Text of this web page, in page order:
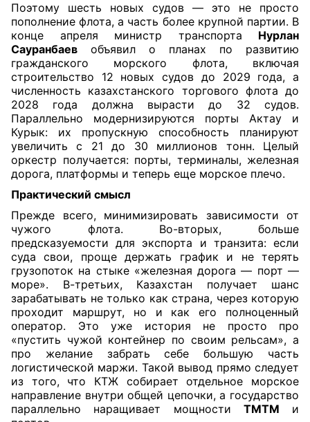
Поэтому шесть новых судов — это не просто
пополнение флота, а часть более крупной партии. В
конце апреля министр транспорта Нурлан
Сауранбаев объявил о планах по развитию
гражданского морского флота, включая
строительство 12 новых судов до 2029 года, а
численность казахстанского торгового флота до
2028 года должна вырасти до 32 судов.
Параллельно модернизируются порты Актау и
Курык: их пропускную способность планируют
увеличить с 21 до 30 миллионов тонн. Целый
оркестр получается: порты, терминалы, железная
дорога, платформы и теперь еще морское плечо.
Практический смысл
Прежде всего, минимизировать зависимости от
чужого флота. Во-вторых, больше
предсказуемости для экспорта и транзита: если
суда свои, проще держать график и не терять
грузопоток на стыке «железная дорога — порт —
море». В-третьих, Казахстан получает шанс
зарабатывать не только как страна, через которую
проходит маршрут, но и как его полноценный
оператор. Это уже история не просто про
«пустить чужой контейнер по своим рельсам», а
про желание забрать себе большую часть
логистической маржи. Такой вывод прямо следует
из того, что КТЖ собирает отдельное морское
направление внутри общей цепочки, а государство
параллельно наращивает мощности ТМТМ и